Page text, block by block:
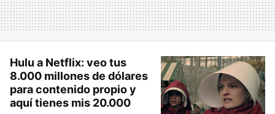
Hulu a Netflix: veo tus
8.000 millones de dólares
para contenido propio y
aquí tienes mis 20.000